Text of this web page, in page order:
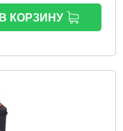
В КОРЗИНУ